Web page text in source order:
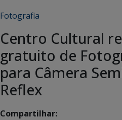
Fotografia
Centro Cultural
gratuito de
para Câmera
Reflex
Compartilhar: